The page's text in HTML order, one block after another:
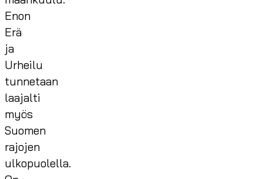
Enon
Erä
ja
Urheilu
tunnetaan
laajalti
myös
Suomen
rajojen
ulkopuolella.